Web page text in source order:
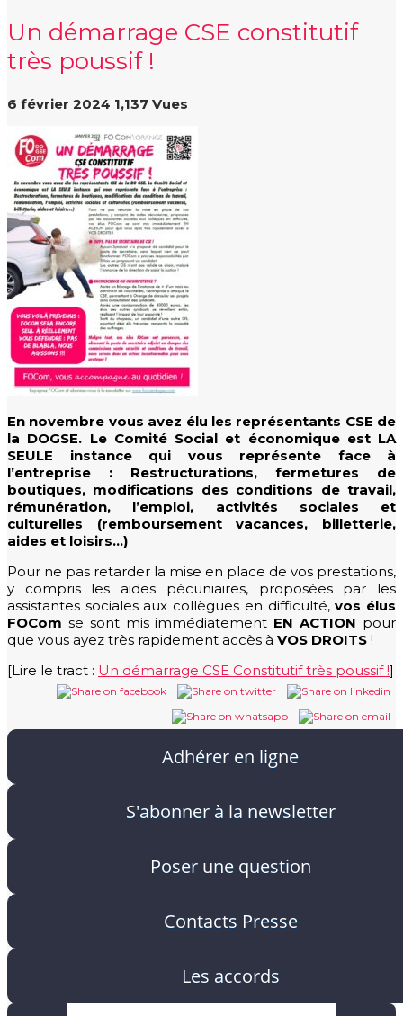
Un démarrage CSE constitutif
très poussif !
6 février 2024 1,137 Vues
En novembre vous avez élu les représentants CSE de
la DOGSE. Le Comité Social et économique est LA
SEULE instance qui vous représente face à
l’entreprise : Restructurations, fermetures de
boutiques, modifications des conditions de travail,
rémunération, l’emploi, activités sociales et
culturelles (remboursement vacances, billetterie,
aides et loisirs…)
Pour ne pas retarder la mise en place de vos prestations,
y compris les aides pécuniaires, proposées par les
assistantes sociales aux collègues en difficulté,vos élus
FOCom se sont mis immédiatement EN ACTION pour
que vous ayez très rapidement accès à VOS DROITS !
[Lire le tract : Un démarrage CSE Constitutif très poussif !]
Adhérer en ligne
S'abonner à la newsletter
Poser une question
Contacts Presse
Les accords